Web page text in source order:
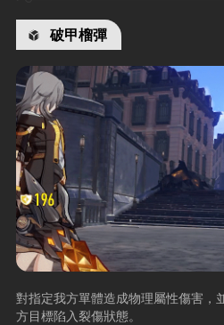
破甲榴彈
對指定我方單體造成物理屬性傷害，
方目標陷入裂傷狀態。